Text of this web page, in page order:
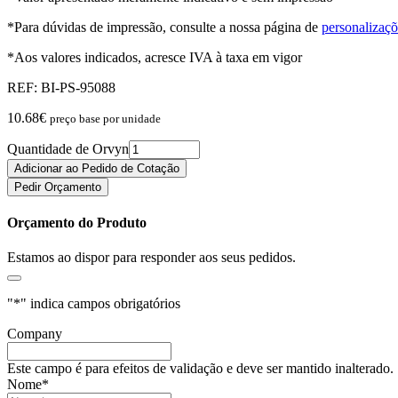
*Para dúvidas de impressão, consulte a nossa página de
*Aos valores indicados, acresce IVA à taxa em vigor
REF: BI-PS-95088
10.68€ preço base por unidade
Quantidade de Orvyn
Adicionar ao Pedido de Cotação
Pedir Orçamento
Orçamento do Produto
Estamos ao dispor para responder aos seus pedidos.
"*" indica campos obrigatórios
Company
Este campo é para efeitos de validação e deve ser mantido inalterado.
Nome*